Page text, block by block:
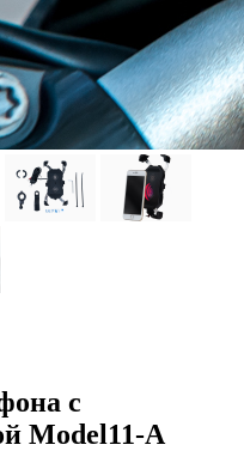
с
Model11-A